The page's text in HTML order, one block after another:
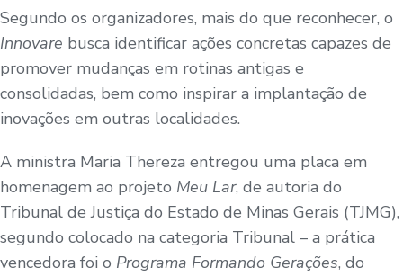
Segundo os organizadores, mais do que reconhecer, o
Innovare busca identificar ações concretas capazes de
promover mudanças em rotinas antigas e
consolidadas, bem como inspirar a implantação de
inovações em outras localidades.
A ministra Maria Thereza entregou uma placa em
homenagem ao projeto Meu Lar, de autoria do
Tribunal de Justiça do Estado de Minas Gerais (TJMG),
segundo colocado na categoria Tribunal – a prática
vencedora foi o Programa Formando Gerações, do